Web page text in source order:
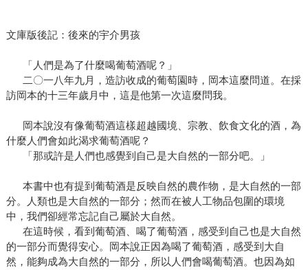
文庫版後記：後來的宇介男孩
「人們是為了什麼喝葡萄酒呢？」
二〇一八年九月，造訪收成的葡萄園時，岡本這麼問道。在採
訪岡本的十三年歲月中，這是他第一次這麼問我。
岡本說沒有像葡萄酒這樣超越國境、宗教、飲食文化的酒，為
什麼人們會如此渴求葡萄酒呢？
「那或許是人們也感覺到自己是大自然的一部分吧。」
本書中也有提到葡萄酒是反映自然的農作物，是大自然的一部
分。人類也是大自然的一部分；然而在被人工物品包圍的環境
中，我們卻經常忘記自己屬於大自然。
在這時候，看到葡萄酒、喝了葡萄酒，感受到自己也是大自然
的一部分而覺得安心。岡本說正因為喝了葡萄酒，感受到大自
然，能夠成為大自然的一部分，所以人們會喝葡萄酒。也因為如